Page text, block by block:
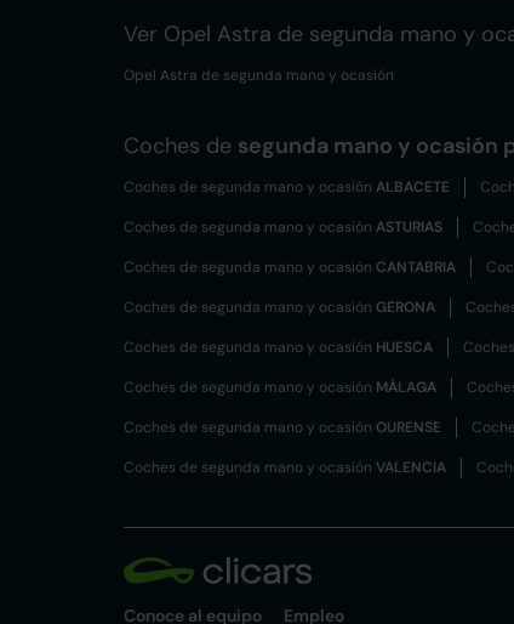
Ver Opel Astra de segunda mano y
Opel Astra de segunda mano y ocasión
Coches de segunda mano y ocasión
Coches de segunda mano y ocasión ALBACETE
Coches de segunda mano y ocasión ASTURIAS
Coches de segunda mano y ocasión CANTABRIA
Coches de segunda mano y ocasión GERONA
Coches de segunda mano y ocasión HUESCA
Coches de segunda mano y ocasión MÁLAGA
Coches de segunda mano y ocasión OURENSE
Coches de segunda mano y ocasión VALENCIA
Conoce al equipo Empleo